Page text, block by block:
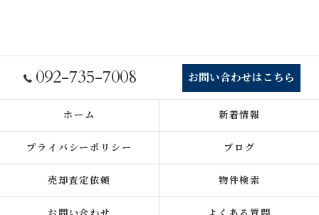
092-735-7008 お問い合わせはこちら
ホーム 新着情報
プライバシーポリシー ブログ
売却査定依頼 物件検索